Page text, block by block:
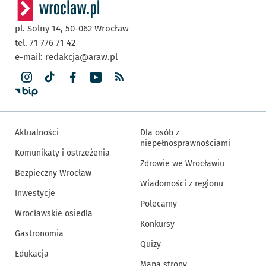
pl. Solny 14, 50-062 Wrocław
tel. 71 776 71 42
e-mail: redakcja@araw.pl
Aktualności
Komunikaty i ostrzeżenia
Bezpieczny Wrocław
Inwestycje
Wrocławskie osiedla
Gastronomia
Edukacja
Dla osób z
niepełnosprawnościami
Zdrowie we Wrocławiu
Wiadomości z regionu
Polecamy
Konkursy
Quizy